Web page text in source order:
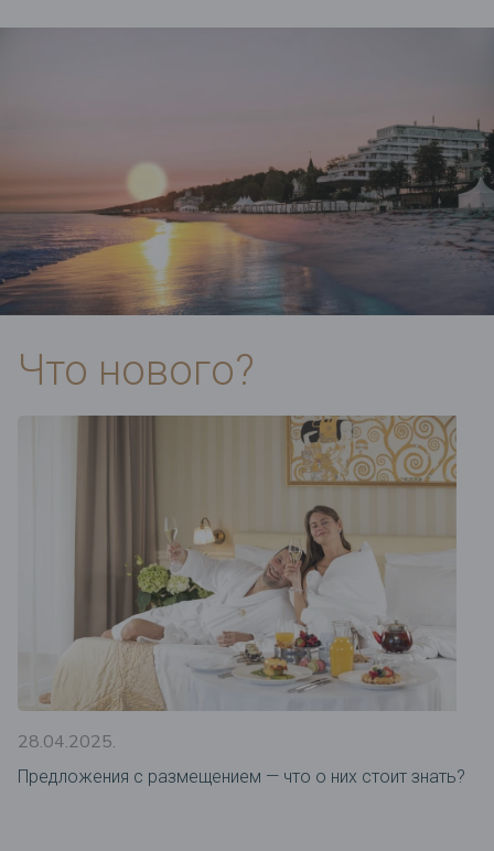
Что нового?
28.04.2025.
Предложения c размещением — что о них стоит знать?